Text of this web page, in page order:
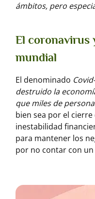
ámbitos, pero
El coronavirus
mundial
El denominado
destruido la
que miles de
bien sea por el
inestabilidad
para mantener los
por no contar con